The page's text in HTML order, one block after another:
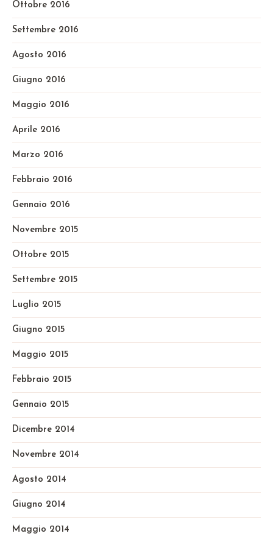
Ottobre 2016
Settembre 2016
Agosto 2016
Giugno 2016
Maggio 2016
Aprile 2016
Marzo 2016
Febbraio 2016
Gennaio 2016
Novembre 2015
Ottobre 2015
Settembre 2015
Luglio 2015
Giugno 2015
Maggio 2015
Febbraio 2015
Gennaio 2015
Dicembre 2014
Novembre 2014
Agosto 2014
Giugno 2014
Maggio 2014